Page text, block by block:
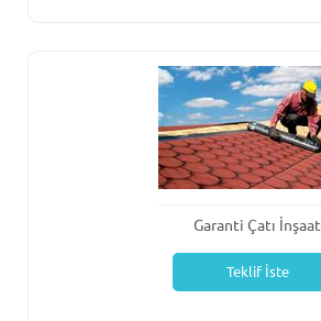
Garanti Çatı İnşaat
Teklif İste